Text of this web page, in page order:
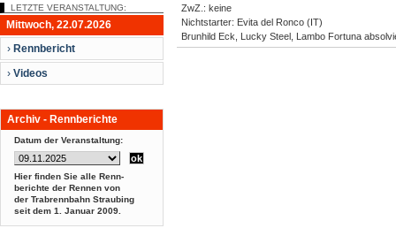
LETZTE VERANSTALTUNG:
Mittwoch, 22.07.2026
› Rennbericht
› Videos
Archiv - Rennberichte
Datum der Veranstaltung:
Hier finden Sie alle Renn-
berichte der Rennen von
der Trabrennbahn Straubing
seit dem 1. Januar 2009.
ZwZ.: keine
Nichtstarter: Evita del Ronco (IT)
Brunhild Eck, Lucky Steel, Lambo Fortuna